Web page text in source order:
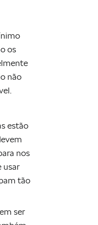
os
não
estão
nos
usar
tão
ser